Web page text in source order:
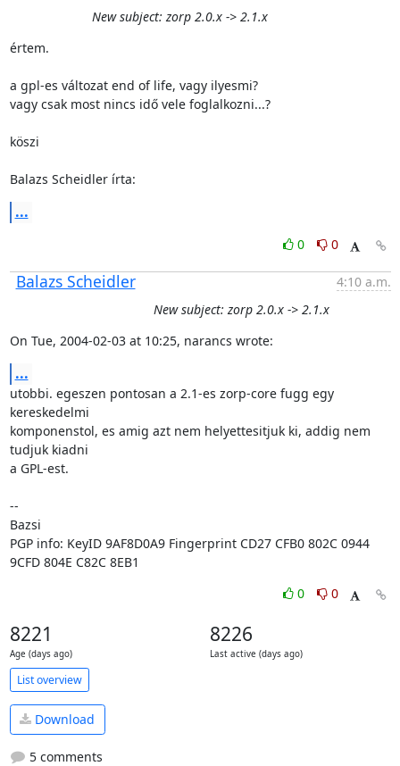
New subject: zorp 2.0.x -> 2.1.x
értem.
a gpl-es változat end of life, vagy ilyesmi?
vagy csak most nincs idő vele foglalkozni...?
köszi
Balazs Scheidler írta:
...
0 0
Balazs Scheidler
4:10 a.m.
New subject: zorp 2.0.x -> 2.1.x
On Tue, 2004-02-03 at 10:25, narancs wrote:
...
utobbi. egeszen pontosan a 2.1-es zorp-core fugg egy
kereskedelmi
komponenstol, es amig azt nem helyettesitjuk ki, addig nem
tudjuk kiadni
a GPL-est.
--
Bazsi
PGP info: KeyID 9AF8D0A9 Fingerprint CD27 CFB0 802C 0944
9CFD 804E C82C 8EB1
0
0
8221
Age (days ago)
8226
Last active (days ago)
List overview
Download
5 comments